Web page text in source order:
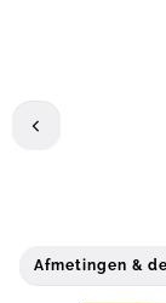
Afmetingen &